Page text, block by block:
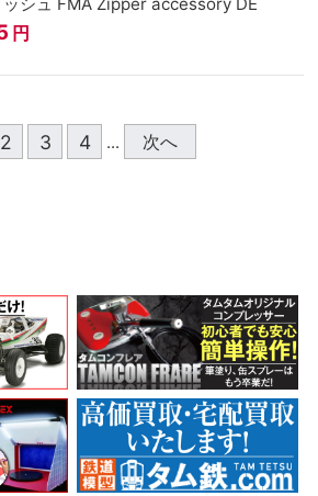
円
2 3 4 ... 次へ